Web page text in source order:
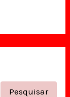
Pesquisar